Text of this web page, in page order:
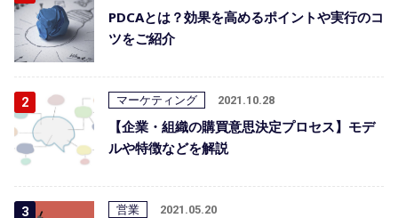
PDCAとは？効果を高めるポイントや実行のコ
ツをご紹介
マーケティング 2021.10.28
【企業・組織の購買意思決定プロセス】モデ
ルや特徴などを解説
営業 2021.05.20